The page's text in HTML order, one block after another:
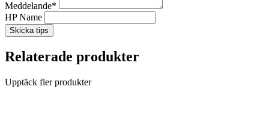
Meddelande*
HP Name
Skicka tips
Relaterade produkter
Upptäck fler produkter